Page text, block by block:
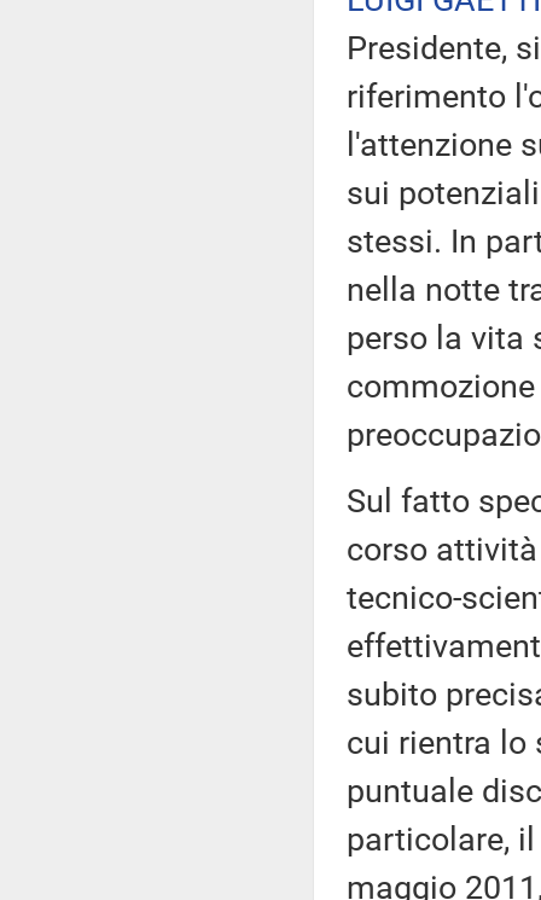
Presidente,
riferimento
l'attenzione
sui
stessi. In
nella notte
perso la vita
Sul fatto
corso
tecnico-
subito
cui rientra lo
puntuale
particolare,
maggio